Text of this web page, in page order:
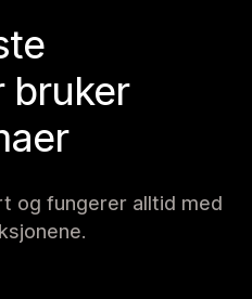
bruker
og fungerer alltid med